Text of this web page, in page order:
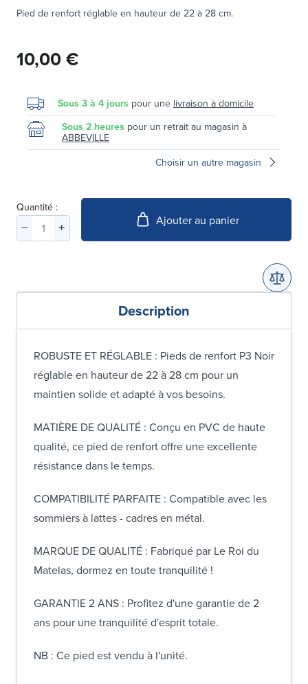
Pied de renfort réglable en hauteur de 22 à 28 cm.
10,00 €
Sous 3 à 4 jours pour une livraison à domicile
Sous 2 heures pour un retrait au magasin à
ABBEVILLE
Choisir un autre magasin
Quantité :
Ajouter au panier
Description
ROBUSTE ET RÉGLABLE : Pieds de renfort P3 Noir
réglable en hauteur de 22 à 28 cm pour un
maintien solide et adapté à vos besoins.
MATIÈRE DE QUALITÉ : Conçu en PVC de haute
qualité, ce pied de renfort offre une excellente
résistance dans le temps.
COMPATIBILITÉ PARFAITE : Compatible avec les
sommiers à lattes - cadres en métal.
MARQUE DE QUALITÉ : Fabriqué par Le Roi du
Matelas, dormez en toute tranquilité !
GARANTIE 2 ANS : Profitez d'une garantie de 2
ans pour une tranquilité d'esprit totale.
NB : Ce pied est vendu à l'unité.